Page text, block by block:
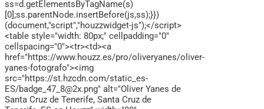
ss=d.getElementsByTagName(s)
[0];ss.parentNode.insertBefore(js,ss);}})
(document,"script","houzzwidget-js");</script>
<table style="width: 80px;" cellpadding="0"
cellspacing="0"><tr><td><a
href="https://www.houzz.es/pro/oliveryanes/oliver-
yanes-fotografo"><img
src="https://st.hzcdn.com/static_es-
ES/badge_47_8@2x.png" alt="Oliver Yanes de
Santa Cruz de Tenerife, Santa Cruz de